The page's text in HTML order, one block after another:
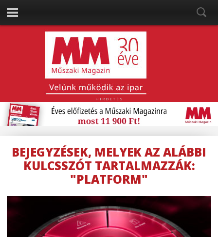
HIRDETÉS
BEJEGYZÉSEK, MELYEK AZ ALÁBBI
KULCSSZÓT TARTALMAZZÁK:
"PLATFORM"